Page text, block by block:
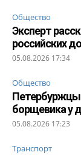
Общество
Эксперт
российских
05.08.2026 17:34
Общество
Петербуржцы
борщевика у
05.08.2026 17:23
Транспорт